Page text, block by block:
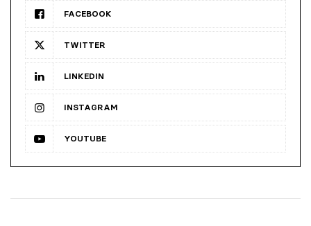
FACEBOOK
TWITTER
LINKEDIN
INSTAGRAM
YOUTUBE